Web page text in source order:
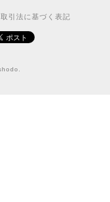
引法に基づく表記